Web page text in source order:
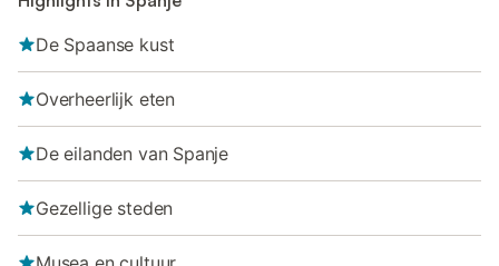
De Spaanse kust
Overheerlijk eten
De eilanden van Spanje
Gezellige steden